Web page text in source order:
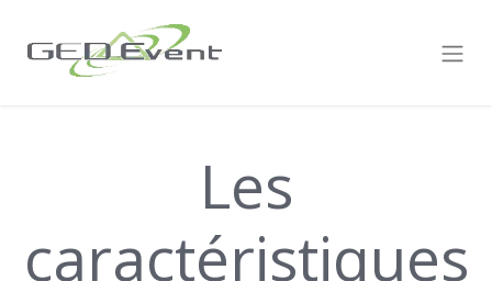
Les
caractéristiques